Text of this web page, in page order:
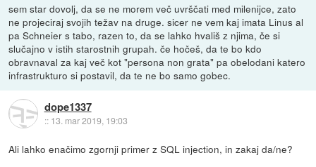
sem star dovolj, da se ne morem več uvrščati med milenijce, zato
ne projeciraj svojih težav na druge. sicer ne vem kaj imata Linus al
pa Schneier s tabo, razen to, da se lahko hvališ z njima, če si
slučajno v istih starostnih grupah. če hočeš, da te bo kdo
obravnaval za kaj več kot "persona non grata" pa obelodani katero
infrastrukturo si postavil, da te ne bo samo gobec.
dope1337
:: 13. mar 2019, 19:03
Ali lahko enačimo zgornji primer z SQL injection, in zakaj da/ne?